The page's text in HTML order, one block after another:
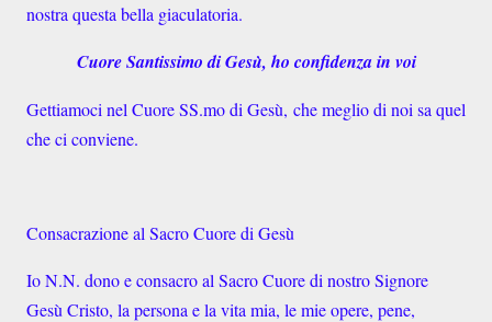
nostra questa bella giaculatoria.
Cuore Santissimo di Gesù, ho confidenza in voi
Gettiamoci nel Cuore SS.mo di Gesù, che meglio di noi sa quel
che ci conviene.
Consacrazione al Sacro Cuore di Gesù
Io N.N. dono e consacro al Sacro Cuore di nostro Signore
Gesù Cristo, la persona e la vita mia, le mie opere, pene,